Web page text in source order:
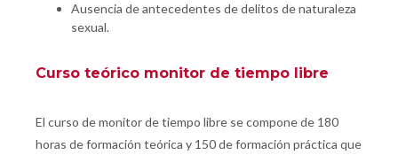
Ausencia de antecedentes de delitos de naturaleza
sexual.
Curso teórico monitor de tiempo libre
El curso de monitor de tiempo libre se compone de 180
horas de formación teórica y 150 de formación práctica que